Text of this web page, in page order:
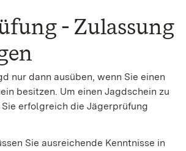
- Zulassung
nur dann ausüben, wenn Sie einen
besitzen. Um einen Jagdschein zu
erfolgreich die Jägerprüfung
Sie ausreichende Kenntnisse in